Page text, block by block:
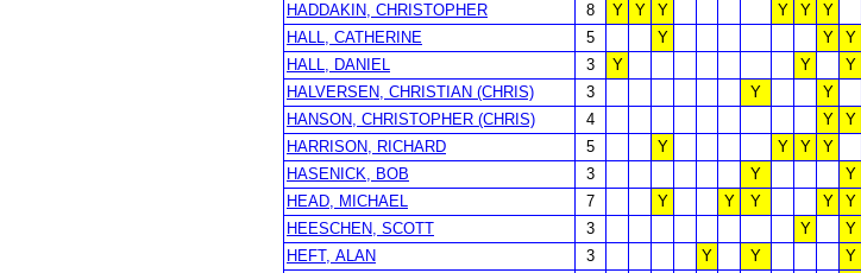
HADDAKIN, CHRISTOPHER
8 Y Y Y Y Y Y
HALL, CATHERINE
5 Y Y Y
HALL, DANIEL
3 Y Y Y
HALVERSEN, CHRISTIAN (CHRIS)
3 Y Y
HANSON, CHRISTOPHER (CHRIS)
4 Y Y
HARRISON, RICHARD
5 Y Y Y Y
HASENICK, BOB
3 Y Y
HEAD, MICHAEL
7 Y Y Y Y Y
HEESCHEN, SCOTT
3 Y Y
HEFT, ALAN
3 Y Y Y